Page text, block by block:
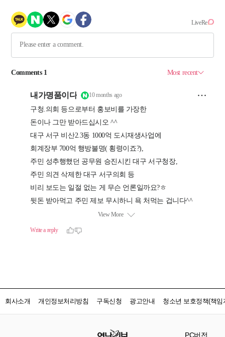
회사소개 개인정보처리방침 구독신청 광고안내 청소년 보호정책(책임
PC버전